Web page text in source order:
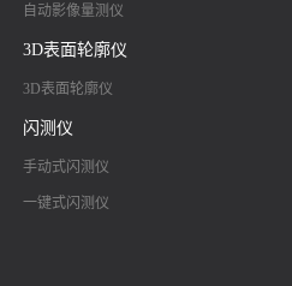
自动影像量测仪
3D表面轮廓仪
3D表面轮廓仪
闪测仪
手动式闪测仪
一键式闪测仪